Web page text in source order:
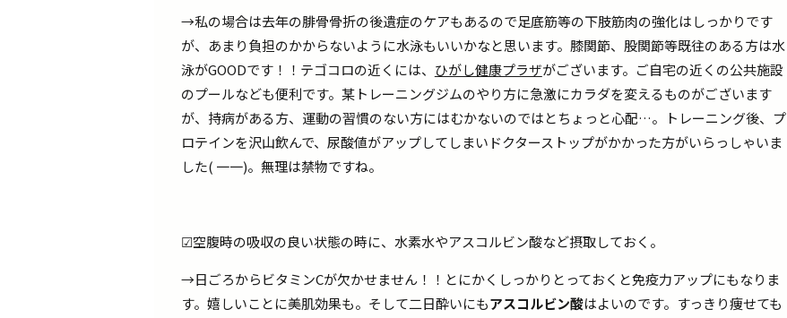
→私の場合は去年の腓骨骨折の後遺症のケアもあるので足底筋等の下肢筋肉の強化はしっかりです
が、あまり負担のかからないように水泳もいいかなと思います。膝関節、股関節等既往のある方は水
泳がGOODです！！テゴコロの近くには、 ひがし健康プラザがございます。ご自宅の近くの公共施設
のプールなども便利です。某トレーニングジムのやり方に急激にカラダを変えるものがございます
が、持病がある方、運動の習慣のない方にはむかないのではとちょっと心配…。トレーニング後、プ
ロテインを沢山飲んで、尿酸値がアップしてしまいドクターストップがかかった方がいらっしゃいま
した( 一一)。無理は禁物ですね。
☑空腹時の吸収の良い状態の時に、水素水やアスコルビン酸など摂取しておく。
→日ごろからビタミンCが欠かせません！！とにかくしっかりとっておくと免疫力アップにもなりま
す。嬉しいことに美肌効果も。そして二日酔いにもアスコルビン酸はよいのです。すっきり痩せても